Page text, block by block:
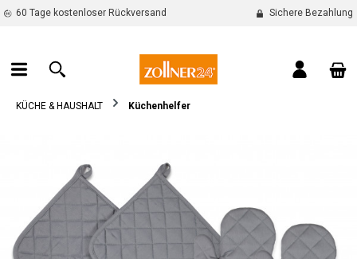
springen
60 Tage kostenloser Rückversand Sichere Bezahlung
KÜCHE & HAUSHALT Küchenhelfer